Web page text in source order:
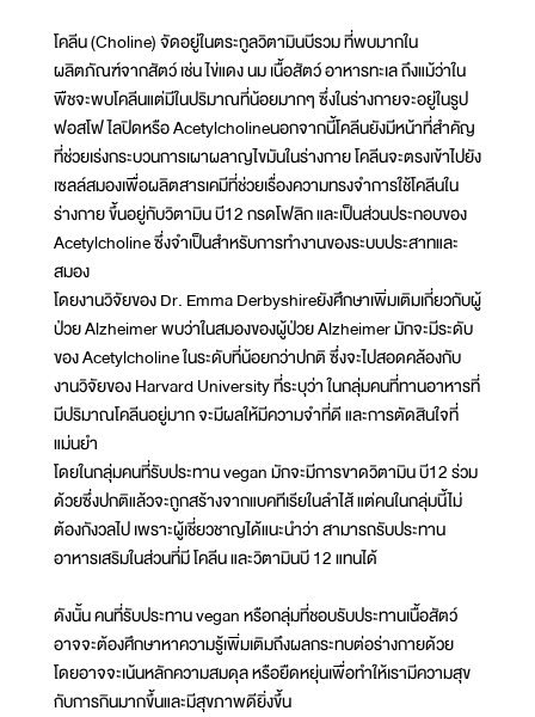
โคลีน (Choline) จัดอยู่ในตระกูลวิตามินบีรวม ที่พบมากใน
ผลิตภัณฑ์จากสัตว์ เช่น ไข่แดง นม เนื้อสัตว์ อาหารทะเล ถึงแม้ว่าใน
พืชจะพบโคลีนแต่มีในปริมาณที่น้อยมากๆ ซึ่งในร่างกายจะอยู่ในรูป
ฟอสโฟไลปิดหรือ Acetylcholineนอกจากนี้โคลีนยังมีหน้าที่สำคัญ
ที่ช่วยเร่งกระบวนการเผาผลาญไขมันในร่างกาย โคลีนจะตรงเข้าไปยัง
เซลล์สมองเพื่อผลิตสารเคมีที่ช่วยเรื่องความทรงจำการใช้โคลีนใน
ร่างกาย ขึ้นอยู่กับวิตามิน บี12 กรดโฟลิก และเป็นส่วนประกอบของ
Acetylcholine ซึ่งจำเป็นสำหรับการทำงานของระบบประสาทและ
สมอง
โดยงานวิจัยของ Dr. Emma Derbyshireยังศึกษาเพิ่มเติมเกี่ยวกับผู้
ป่วย Alzheimer พบว่าในสมองของผู้ป่วย Alzheimer มักจะมีระดับ
ของ Acetylcholine ในระดับที่น้อยกว่าปกติ ซึ่งจะไปสอดคล้องกับ
งานวิจัยของ Harvard University ที่ระบุว่า ในกลุ่มคนที่ทานอาหารที่
มีปริมาณโคลีนอยู่มาก จะมีผลให้มีความจำที่ดี และการตัดสินใจที่
แม่นยำ
โดยในกลุ่มคนที่รับประทาน vegan มักจะมีการขาดวิตามิน บี12 ร่วม
ด้วยซึ่งปกติแล้วจะถูกสร้างจากแบคทีเรียในลำไส้ แต่คนในกลุ่มนี้ไม่
ต้องกังวลไป เพราะผู้เชี่ยวชาญได้แนะนำว่า สามารถรับประทาน
อาหารเสริมในส่วนที่มี โคลีน และวิตามินบี 12 แทนได้
ดังนั้น คนที่รับประทาน vegan หรือกลุ่มที่ชอบรับประทานเนื้อสัตว์
อาจจะต้องศึกษาหาความรู้เพิ่มเติมถึงผลกระทบต่อร่างกายด้วย
โดยอาจจะเน้นหลักความสมดุล หรือยืดหยุ่นเพื่อทำให้เรามีความสุข
กับการกินมากขึ้นและมีสุขภาพดียิ่งขึ้น